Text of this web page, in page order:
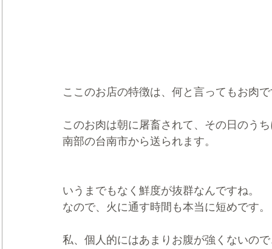
ここのお店の特徴は、何と言ってもお肉
このお肉は朝に屠畜されて、その日のう
南部の台南市から送られます。
いうまでもなく鮮度が抜群なんですね。
なので、火に通す時間も本当に短めです。
私、個人的にはあまりお腹が強くないの